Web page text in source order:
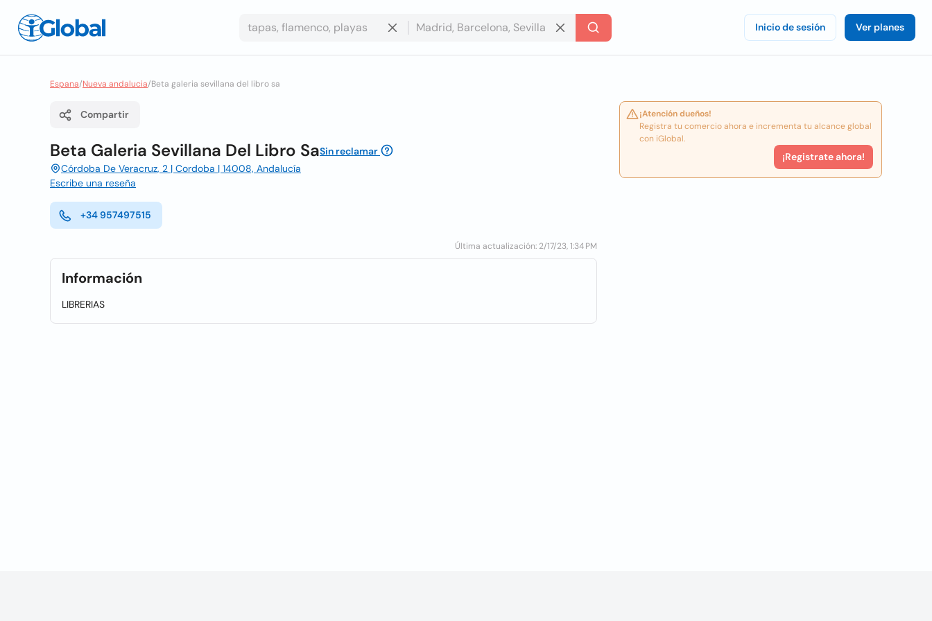
Inicio de sesión Ver planes
Espana/Nueva andalucia/Beta galeria sevillana del libro sa
Compartir
Beta Galeria Sevillana Del Libro SaSin reclamar
Córdoba De Veracruz, 2 | Cordoba | 14008, Andalucía
Escribe una reseña
+34 957497515
Última actualización: 2/17/23, 1:34 PM
Información
LIBRERIAS
¡Atención dueños!
Registra tu comercio ahora e incrementa tu alcance global
con iGlobal.
¡Registrate ahora!